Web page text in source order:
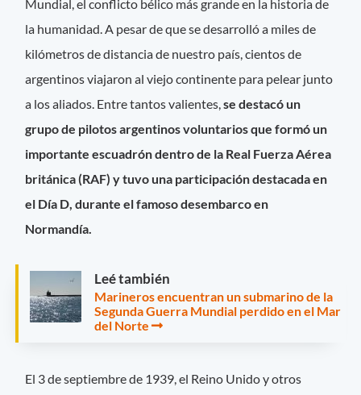
Mundial, el conflicto bélico más grande en la historia de
la humanidad. A pesar de que se desarrolló a miles de
kilómetros de distancia de nuestro país, cientos de
argentinos viajaron al viejo continente para pelear junto
a los aliados. Entre tantos valientes,se destacó un
grupo de pilotos argentinos voluntarios que formó un
importante escuadrón dentro de la Real Fuerza Aérea
británica (RAF) y tuvo una participación destacada en
el Día D, durante el famoso desembarco en
Normandía.
Leé también
Marineros encuentran un submarino de la
Segunda Guerra Mundial perdido en el Mar
del Norte
El 3 de septiembre de 1939, el Reino Unido y otros